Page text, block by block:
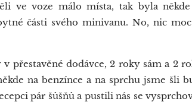
ve voze málo místa, tak byla
části svého minivanu. No, nic
přestavěné dodávce, 2 roky sám a 2
na benzínce a na sprchu jsme šli
pár šůšňů a pustili nás se